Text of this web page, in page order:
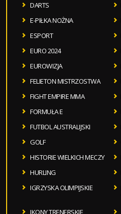
DARTS
E-PIŁKA NOŻNA
ESPORT
EURO 2024
EUROWIZJA
FELIETON MISTRZOSTWA
FIGHT EMPIRE MMA
FORMUŁA E
FUTBOL AUSTRALIJSKI
GOLF
HISTORIE WIELKICH MECZY
HURLING
IGRZYSKA OLIMPIJSKIE
IKONY TRENERSKIE